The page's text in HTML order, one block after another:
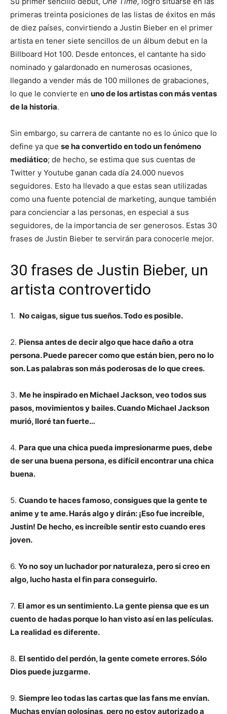
primeras treinta posiciones de las listas de éxitos en más
de diez países, convirtiendo a Justin Bieber en el primer
artista en tener siete sencillos de un álbum debut en la
Billboard Hot 100. Desde entonces, el cantante ha sido
nominado y galardonado en numerosas ocasiones,
llegando a vender más de 100 millones de grabaciones,
lo que le convierte en uno de los artistas con más ventas
de la historia.
Sin embargo, su carrera de cantante no es lo único que lo
define ya que se ha convertido en todo un fenómeno
mediático; de hecho, se estima que sus cuentas de
Twitter y Youtube ganan cada día 24.000 nuevos
seguidores. Esto ha llevado a que estas sean utilizadas
como una fuente potencial de marketing, aunque también
para concienciar a las personas, en especial a sus
seguidores, de la importancia de ser generosos. Estas 30
frases de Justin Bieber te servirán para conocerle mejor.
30 frases de Justin Bieber, un
artista controvertido
1. No caigas, sigue tus sueños. Todo es posible.
2. Piensa antes de decir algo que hace daño a otra
persona. Puede parecer como que están bien, pero no lo
son. Las palabras son más poderosas de lo que crees.
3. Me he inspirado en Michael Jackson, veo todos sus
pasos, movimientos y bailes. Cuando Michael Jackson
murió, lloré tan fuerte…
4. Para que una chica pueda impresionarme pues, debe
de ser una buena persona, es difícil encontrar una chica
buena.
5. Cuando te haces famoso, consigues que la gente te
anime y te ame. Harás algo y dirán: ¡Eso fue increíble,
Justin! De hecho, es increíble sentir esto cuando eres
joven.
6. Yo no soy un luchador por naturaleza, pero si creo en
algo, lucho hasta el fin para conseguirlo.
7. El amor es un sentimiento. La gente piensa que es un
cuento de hadas porque lo han visto así en las películas.
La realidad es diferente.
8. El sentido del perdón, la gente comete errores. Sólo
Dios puede juzgarme.
9. Siempre leo todas las cartas que las fans me envían.
Muchas envían golosinas, pero no estoy autorizado a